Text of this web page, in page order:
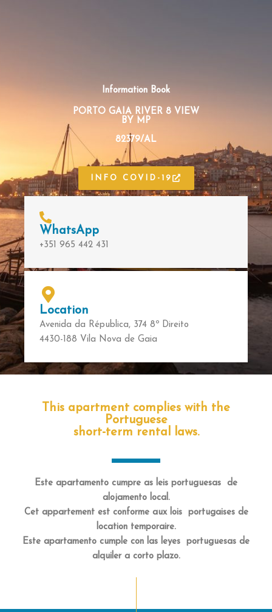
Information Book
PORTO GAIA RIVER 8 VIEW
BY MP
82379/AL
INFO COVID-19
WhatsApp
+351 965 442 431
Location
Avenida da Républica, 374 8º Direito
4430-188 Vila Nova de Gaia
This apartment complies with the
Portuguese
short-term rental laws.
Este apartamento cumpre as leis portuguesas de
alojamento local.
Cet appartement est conforme aux lois portugaises de
location temporaire.
Este apartamento cumple con las leyes portuguesas de
alquiler a corto plazo.